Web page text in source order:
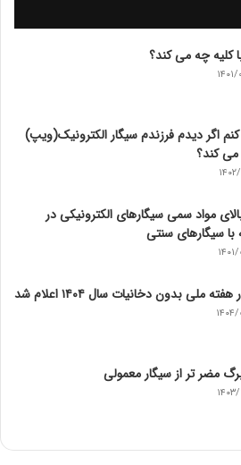
کلیه چه می کند؟
۳۰
اگر دیدم فرزندم سیگار الکترونیک(ویپ)
کند؟
۱۲
مواد سمی سیگارهای الکترونیکی در
با سیگارهای سنتی
۱۵
ملی بدون دخانیات سال ۱۴۰۴ اعلام شد
۲۸
مضر تر از سیگار معمولی
۰۵